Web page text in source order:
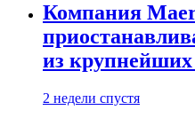
Компания
из
2 недели спустя